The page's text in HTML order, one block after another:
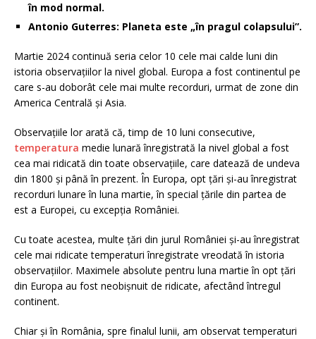
în mod normal.
Antonio Guterres: Planeta este „în pragul colapsului”.
Martie 2024 continuă seria celor 10 cele mai calde luni din
istoria observațiilor la nivel global. Europa a fost continentul pe
care s-au doborât cele mai multe recorduri, urmat de zone din
America Centrală și Asia.
Observațiile lor arată că, timp de 10 luni consecutive,
temperatura medie lunară înregistrată la nivel global a fost
cea mai ridicată din toate observațiile, care datează de undeva
din 1800 și până în prezent. În Europa, opt țări și-au înregistrat
recorduri lunare în luna martie, în special țările din partea de
est a Europei, cu excepția României.
Cu toate acestea, multe țări din jurul României și-au înregistrat
cele mai ridicate temperaturi înregistrate vreodată în istoria
observațiilor. Maximele absolute pentru luna martie în opt țări
din Europa au fost neobișnuit de ridicate, afectând întregul
continent.
Chiar și în România, spre finalul lunii, am observat temperaturi